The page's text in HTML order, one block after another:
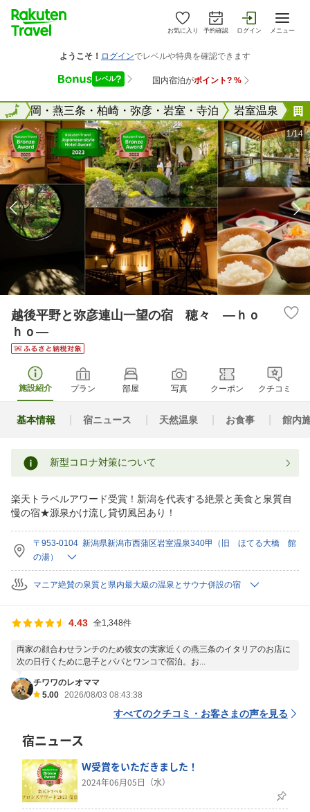
お気に入り 予約確認 ログイン メニュー
長岡・燕三条・柏崎・弥彦・岩室・寺泊 岩室温泉
全国
1/14
越後平野と弥彦連山一望の宿 穂々 ―ｈｏ
ｈｏ―
施設紹介 プラン 部屋 写真 クーポン クチコミ
基本情報 宿ニュース 天然温泉 お食事 館内
新型コロナ対策について
楽天トラベルアワード受賞！新潟を代表する絶景と美食と泉質自
慢の宿★源泉かけ流し貸切風呂あり！
〒953-0104 新潟県新潟市西蒲区岩室温泉340甲（旧 ほてる大橋 館
の湯）
マニア絶賛の泉質と県内最大級の温泉とサウナ併設の宿
4.43 全1,348件
両家の顔合わせランチのため彼女の実家近くの燕三条のイタリアのお店に
次の日行くために息子とパパとワンコで宿泊。お...
チワワのレオママ
5.00 2026/08/03 08:43:38
すべてのクチコミ・お客さまの声を見る
宿ニュース
Ｗ受賞をいただきました！
2024年06月05日（水）